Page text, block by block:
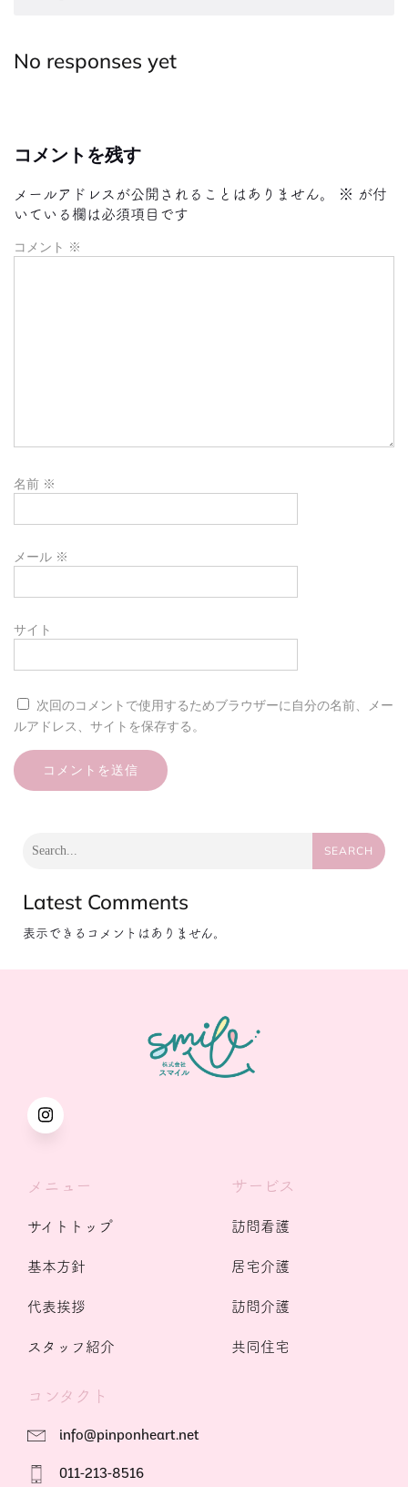
No responses yet
コメントを残す
メールアドレスが公開されることはありません。 ※ が付
いている欄は必須項目です
コメント ※
名前 ※
メール ※
サイト
次回のコメントで使用するためブラウザーに自分の名前、メー
ルアドレス、サイトを保存する。
SEARCH
Latest Comments
表示できるコメントはありません。
メニュー
サイトトップ
基本方針
代表挨拶
スタッフ紹介
サービス
訪問看護
居宅介護
訪問介護
共同住宅
コンタクト
info@pinponheart.net
011-213-8516